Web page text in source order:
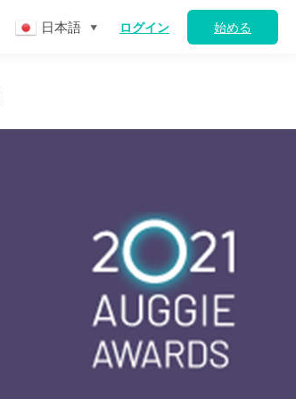
日本語 ▼ ログイン 始める